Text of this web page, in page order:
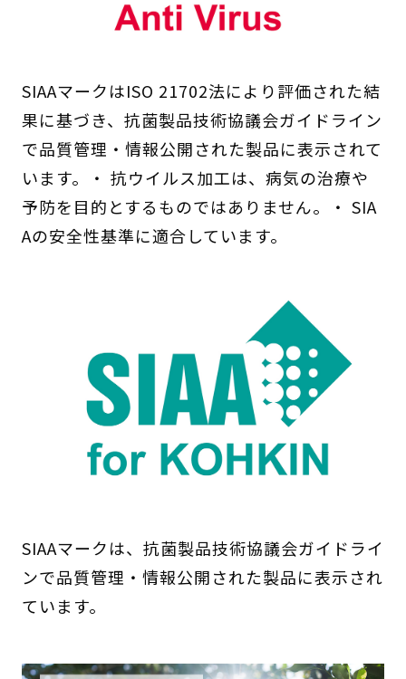
SIAAマークはISO 21702法により評価された結
果に基づき、抗菌製品技術協議会ガイドライン
で品質管理・情報公開された製品に表示されて
います。・ 抗ウイルス加工は、病気の治療や
予防を目的とするものではありません。・ SIA
Aの安全性基準に適合しています。
SIAAマークは、抗菌製品技術協議会ガイドライ
ンで品質管理・情報公開された製品に表示され
ています。